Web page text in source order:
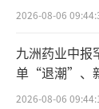
另一
逐春节档的
在用
2026-08-06
九洲药业中
单“退潮”、
难关待闯
2026-08-06